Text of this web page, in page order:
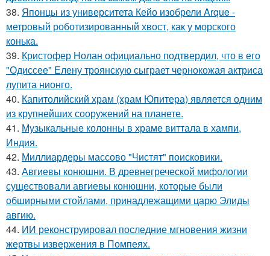
38. Японцы из университета Кейо изобрели Arque -
метровый роботизированный хвост, как у морского
конька.
39. Кристофер Нолан официально подтвердил, что в его
"Одиссее" Елену троянскую сыграет чернокожая актриса
лупита нионго.
40. Капитолийский храм (храм Юпитера) является одним
из крупнейших сооружений на планете.
41. Музыкальные колонны в храме виттала в хампи,
Индия.
42. Миллиардеры массово "Чистят" поисковики.
43. Авгиевы конюшни. В древнегреческой мифологии
существовали авгиевы конюшни, которые были
обширными стойлами, принадлежащими царю Элиды
авгию.
44. ИИ реконструировал последние мгновения жизни
жертвы извержения в Помпеях.